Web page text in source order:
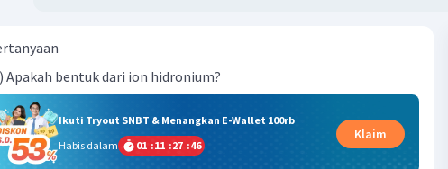
Apakah bentuk dari ion hidronium?
Ikuti Tryout SNBT & Menangkan E-Wallet 100rb
Habis dalam
01 :11 :27 :46
Klaim